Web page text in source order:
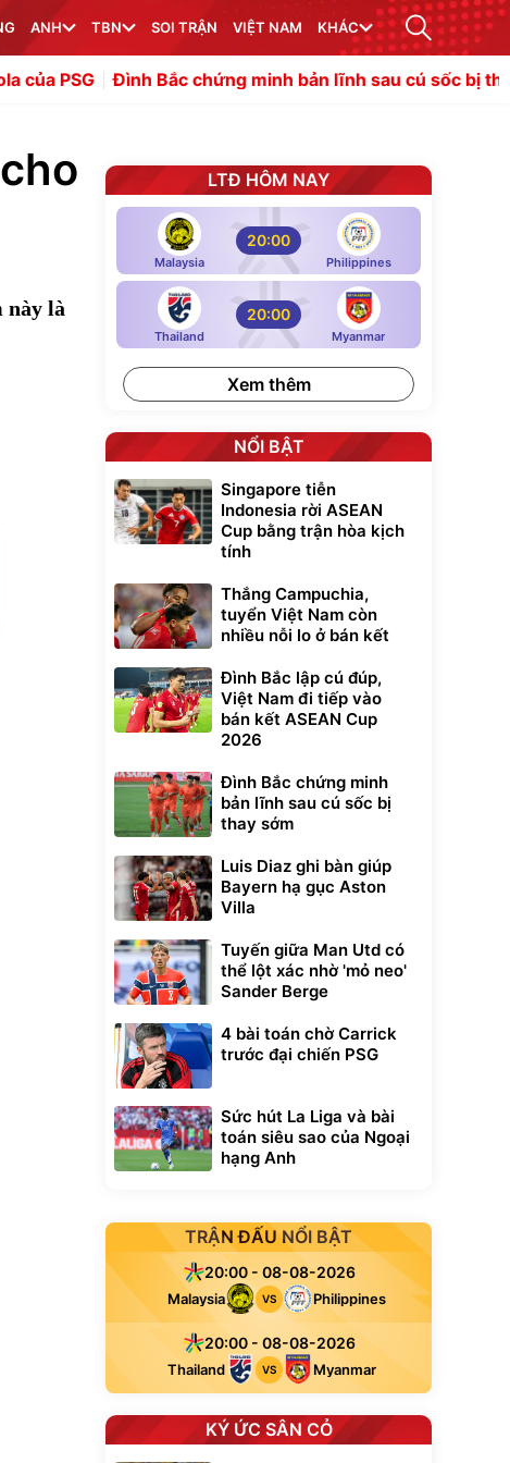
ANH TBN SOI TRẬN VIỆT NAM KHÁC
Đình Bắc chứng minh bản lĩnh sau cú sốc bị thay sớm
này là
LTĐ HÔM NAY
Malaysia
20:00
Philippines
Thailand
20:00
Myanmar
Xem thêm
NỔI BẬT
Singapore tiễn
Indonesia rời ASEAN
Cup bằng trận hòa kịch
tính
Thắng Campuchia,
tuyển Việt Nam còn
nhiều nỗi lo ở bán kết
Đình Bắc lập cú đúp,
Việt Nam đi tiếp vào
bán kết ASEAN Cup
2026
Đình Bắc chứng minh
bản lĩnh sau cú sốc bị
thay sớm
Luis Diaz ghi bàn giúp
Bayern hạ gục Aston
Villa
Tuyến giữa Man Utd có
thể lột xác nhờ 'mỏ neo'
Sander Berge
4 bài toán chờ Carrick
trước đại chiến PSG
Sức hút La Liga và bài
toán siêu sao của Ngoại
hạng Anh
TRẬN ĐẤU NỔI BẬT
20:00 - 08-08-2026
Malaysia VS Philippines
20:00 - 08-08-2026
Thailand VS Myanmar
KÝ ỨC SÂN CỎ